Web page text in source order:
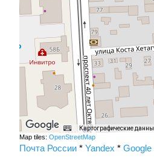
Картографические
Map tiles: OpenStreetMap
Почта России * Yandex * Google